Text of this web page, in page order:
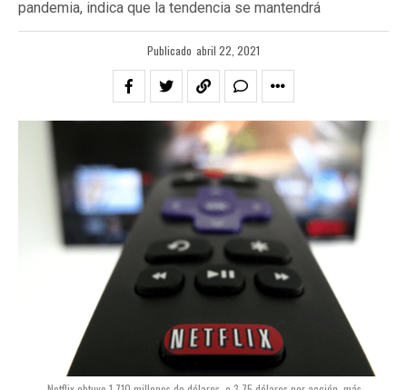
pandemia, indica que la tendencia se mantendrá
Publicado abril 22, 2021